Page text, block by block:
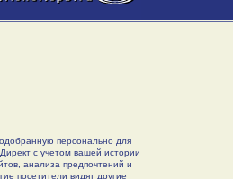
персонально для
с учетом вашей истории
анализа предпочтений и
посетители видят другие